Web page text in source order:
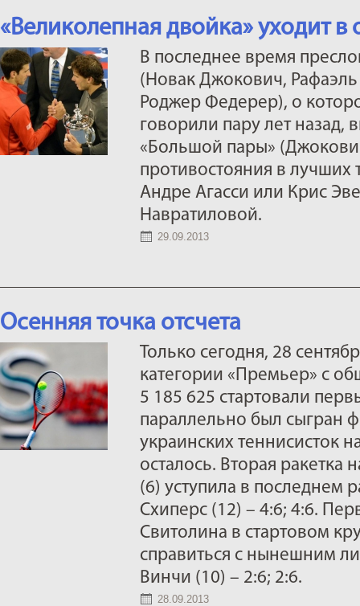
«Великолепная двойка» уходит в
В последнее время
(Новак Джокович,
Роджер Федерер), о
говорили пару лет назад,
«Большой пары»
противостояния в лучших
Андре Агасси или Крис
Навратиловой.
29.09.2013
Осенняя точка отсчета
Только сегодня, 28
категории «Премьер» с
5 185 625 стартовали
параллельно был сыгран
украинских теннисисток
осталось. Вторая
(6) уступила в последнем
Схиперс (12) – 4:6; 4:6.
Свитолина в стартовом
справиться с нынешним
Винчи (10) – 2:6; 2:6.
28.09.2013